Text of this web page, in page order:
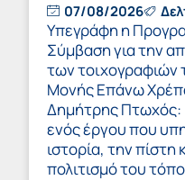
07/08/2026
Υπεγράφη η
Σύμβαση για την
των τοιχογραφιών
Μονής Επάνω
Δημήτρης Πτωχός:
ενός έργου που
ιστορία, την πίστη
πολιτισμό του